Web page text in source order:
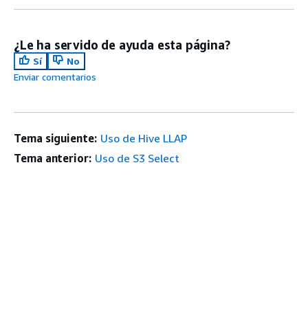
¿Le ha servido de ayuda esta página?
Sí
No
Enviar comentarios
Tema siguiente: Uso de Hive LLAP
Tema anterior: Uso de S3 Select